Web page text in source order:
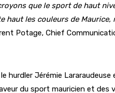
que le sport de haut
les couleurs de
Potage, Chief
Jérémie Lararaudeuse
du sport mauricien et des